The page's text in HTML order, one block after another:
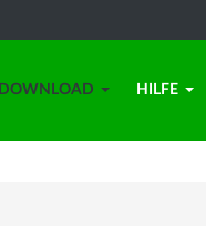
DOWNLOAD HILFE